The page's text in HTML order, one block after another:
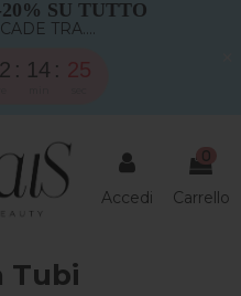
SU TUTTO
TRA....
14 24
Accedi
0
Carrello
Tubi